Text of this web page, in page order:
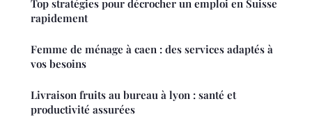
Top stratégies pour décrocher un emploi en Suisse
rapidement
Femme de ménage à caen : des services adaptés à
vos besoins
Livraison fruits au bureau à lyon : santé et
productivité assurées